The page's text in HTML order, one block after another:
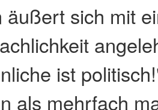
äußert sich mit
ist
als mehrfach